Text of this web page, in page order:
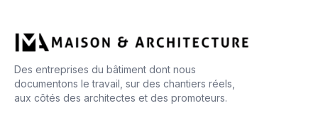
Des entreprises du bâtiment dont nous
documentons le travail, sur des chantiers réels,
aux côtés des architectes et des promoteurs.